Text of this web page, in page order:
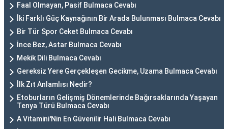
Faal Olmayan, Pasif Bulmaca Cevabı
İki Farklı Güç Kaynağının Bir Arada Bulunması Bulmaca Cevabı
Bir Tür Spor Ceket Bulmaca Cevabı
İnce Bez, Astar Bulmaca Cevabı
Mekik Dili Bulmaca Cevabı
Gereksiz Yere Gerçekleşen Gecikme, Uzama Bulmaca Cevabı
İlk Zıt Anlamlısı Nedir?
Etoburların Gelişmiş Dönemlerinde Bağırsaklarında Yaşayan
Tenya Türü Bulmaca Cevabı
A Vitamini'Nin En Güvenilir Hali Bulmaca Cevabı